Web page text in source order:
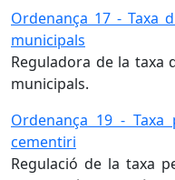
Ordenança 17 - Taxa
municipals
Reguladora de la taxa
municipals.
Ordenança 19 -
cementiri
Regulació de la taxa